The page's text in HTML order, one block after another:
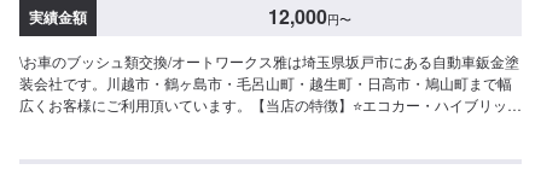
実績金額 12,000円〜
\お車のブッシュ類交換/オートワークス雅は埼玉県坂戸市にある自動車鈑金塗
装会社です。川越市・鶴ヶ島市・毛呂山町・越生町・日高市・鳩山町まで幅
広くお客様にご利用頂いています。【当店の特徴】⭐️エコカー・ハイブリット
す。ご希望の方はお気軽にお問合せください。※燃料代はお客様負担となりま